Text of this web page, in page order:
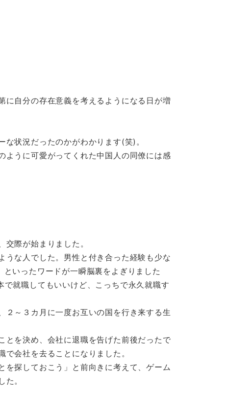
に自分の存在意義を考えるようになる日が増
状況だったのかがわかります(笑)。
ように可愛がってくれた中国人の同僚には感
際が始まりました。
うな人でした。男性と付き合った経験も少な
いったワードが一瞬脳裏をよぎりました
就職してもいいけど、こっちで永久就職す
２～３カ月に一度お互いの国を行き来する生
とを決め、会社に退職を告げた前後だったで
会社を去ることになりました。
を探しておこう」と前向きに考えて、ゲーム
。